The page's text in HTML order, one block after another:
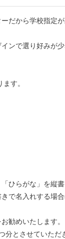
だから学校指定
ンで選り好みが
す。
ひらがな」を縦書
で名入れする場
勧めいたします。
分とさせていただ